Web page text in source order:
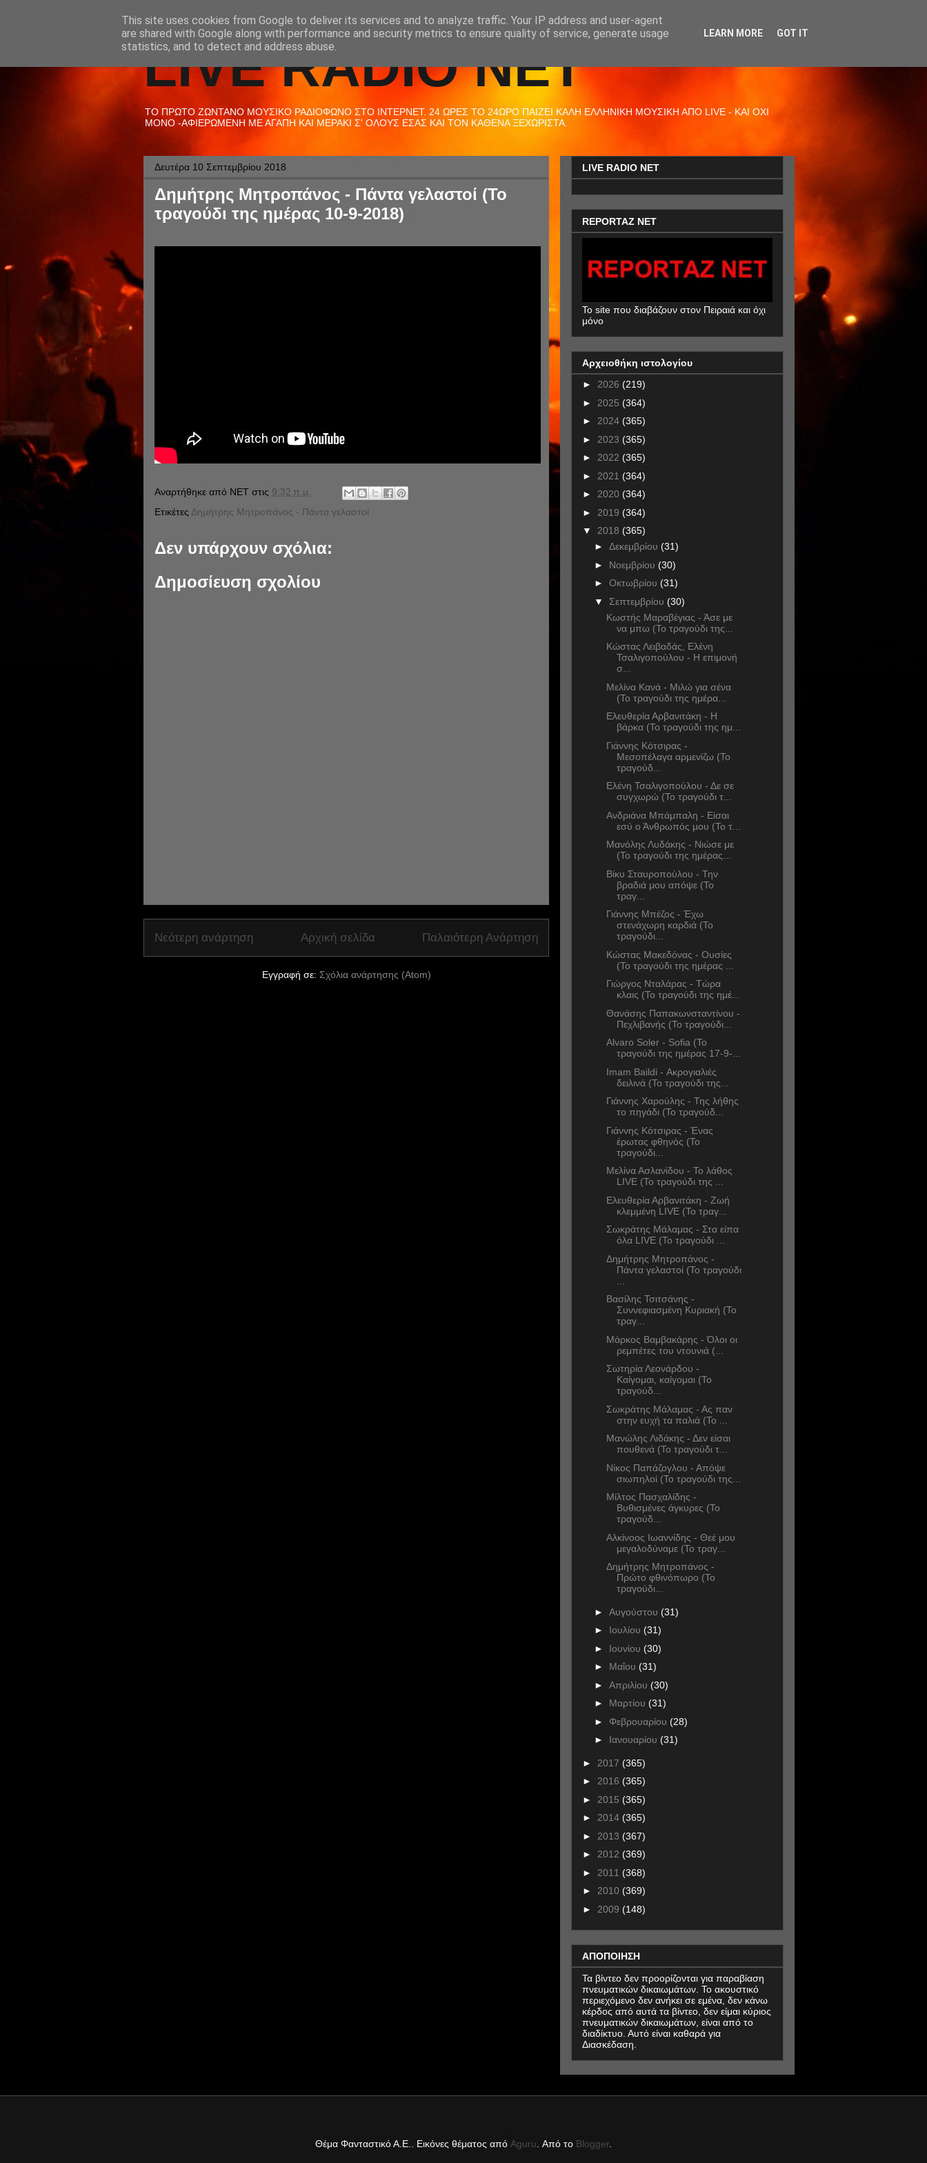
LIVE RADIO NET
ΤΟ ΠΡΩΤΟ ΖΩΝΤΑΝΟ ΜΟΥΣΙΚΟ ΡΑΔΙΟΦΩΝΟ ΣΤΟ ΙΝΤΕΡΝΕΤ. 24 ΩΡΕΣ ΤΟ 24ΩΡΟ ΠΑΙΖΕΙ ΚΑΛΗ ΕΛΛΗΝΙΚΗ ΜΟΥΣΙΚΗ ΑΠΟ LIVE - ΚΑΙ ΟΧΙ
ΜΟΝΟ -ΑΦΙΕΡΩΜΕΝΗ ΜΕ ΑΓΑΠΗ ΚΑΙ ΜΕΡΑΚΙ Σ' ΟΛΟΥΣ ΕΣΑΣ ΚΑΙ ΤΟΝ ΚΑΘΕΝΑ ΞΕΧΩΡΙΣΤΑ.
Δευτέρα 10 Σεπτεμβρίου 2018
Δημήτρης Μητροπάνος - Πάντα γελαστοί (Το
τραγούδι της ημέρας 10-9-2018)
Αναρτήθηκε από NET στις 9:32 π.μ.
Ετικέτες Δημήτρης Μητροπάνος - Πάντα γελαστοί
Δεν υπάρχουν σχόλια:
Δημοσίευση σχολίου
Νεότερη ανάρτηση Παλαιότερη Ανάρτηση
Αρχική σελίδα
Εγγραφή σε: Σχόλια ανάρτησης (Atom)
LIVE RADIO NET
REPORTAZ NET
To site που διαβάζουν στον Πειραιά και όχι
μόνο
Αρχειοθήκη ιστολογίου
► 2026 (219)
► 2025 (364)
► 2024 (365)
► 2023 (365)
► 2022 (365)
► 2021 (364)
► 2020 (364)
► 2019 (364)
▼ 2018 (365)
► Δεκεμβρίου (31)
► Νοεμβρίου (30)
► Οκτωβρίου (31)
▼ Σεπτεμβρίου (30)
Κωστής Μαραβέγιας - Άσε με
να μπω (Το τραγούδι της...
Κώστας Λειβαδάς, Ελένη
Τσαλιγοπούλου - Η επιμονή
σ...
Μελίνα Κανά - Μιλώ για σένα
(Το τραγούδι της ημέρα...
Ελευθερία Αρβανιτάκη - Η
βάρκα (Το τραγούδι της ημ...
Γιάννης Κότσιρας -
Μεσοπέλαγα αρμενίζω (Το
τραγούδ...
Ελένη Τσαλιγοπούλου - Δε σε
συγχωρώ (Το τραγούδι τ...
Ανδριάνα Μπάμπαλη - Είσαι
εσύ ο Άνθρωπός μου (Το τ...
Μανόλης Λυδάκης - Νιώσε με
(Το τραγούδι της ημέρας...
Βίκυ Σταυροπούλου - Την
βραδιά μου απόψε (Το
τραγ...
Γιάννης Μπέζος - Έχω
στενάχωρη καρδιά (Το
τραγούδι...
Κώστας Μακεδόνας - Ουσίες
(Το τραγούδι της ημέρας ...
Γιώργος Νταλάρας - Τώρα
κλαις (Το τραγούδι της ημέ...
Θανάσης Παπακωνσταντίνου -
Πεχλιβανής (Το τραγούδι...
Alvaro Soler - Sofia (Το
τραγούδι της ημέρας 17-9-...
Imam Baildi - Ακρογιαλιές
δειλινά (Το τραγούδι της...
Γιάννης Χαρούλης - Της λήθης
το πηγάδι (Το τραγούδ...
Γιάννης Κότσιρας - Ένας
έρωτας φθηνός (Το
τραγούδι...
Μελίνα Ασλανίδου - Το λάθος
LIVE (Το τραγούδι της ...
Ελευθερία Αρβανιτάκη - Ζωή
κλεμμένη LIVE (Το τραγ...
Σωκράτης Μάλαμας - Στα είπα
όλα LIVE (Το τραγούδι ...
Δημήτρης Μητροπάνος -
Πάντα γελαστοί (Το τραγούδι
Βασίλης Τσιτσάνης -
Συννεφιασμένη Κυριακή (Το
τραγ...
Μάρκος Βαμβακάρης - Όλοι οι
ρεμπέτες του ντουνιά (...
Σωτηρία Λεονάρδου -
Καίγομαι, καίγομαι (Το
τραγούδ...
Σωκράτης Μάλαμας - Ας παν
στην ευχή τα παλιά (Το ...
Μανώλης Λιδάκης - Δεν είσαι
πουθενά (Το τραγούδι τ...
Νίκος Παπάζογλου - Απόψε
σιωπηλοί (Το τραγούδι της...
Μίλτος Πασχαλίδης -
Βυθισμένες άγκυρες (Το
τραγούδ...
Αλκίνοος Ιωαννίδης - Θεέ μου
μεγαλοδύναμε (Το τραγ...
Δημήτρης Μητροπάνος -
Πρώτο φθινόπωρο (Το
τραγούδι...
► Αυγούστου (31)
► Ιουλίου (31)
► Ιουνίου (30)
► Μαΐου (31)
► Απριλίου (30)
► Μαρτίου (31)
► Φεβρουαρίου (28)
► Ιανουαρίου (31)
► 2017 (365)
► 2016 (365)
► 2015 (365)
► 2014 (365)
► 2013 (367)
► 2012 (369)
► 2011 (368)
► 2010 (369)
► 2009 (148)
ΑΠΟΠΟΙΗΣΗ
Τα βίντεο δεν προορίζονται για παραβίαση
πνευματικών δικαιωμάτων. Το ακουστικό
περιεχόμενο δεν ανήκει σε εμένα, δεν κάνω
κέρδος από αυτά τα βίντεο, δεν είμαι κύριος
πνευματικών δικαιωμάτων, είναι από το
διαδίκτυο. Αυτό είναι καθαρά για
Διασκέδαση.
Θέμα Φανταστικό Α.Ε.. Εικόνες θέματος από Aguru . Από το Blogger
This site uses cookies from Google to deliver its services and to analyze traffic. Your IP address and user-agent
are shared with Google along with performance and security metrics to ensure quality of service, generate usage
statistics, and to detect and address abuse.
LEARN MORE GOT IT